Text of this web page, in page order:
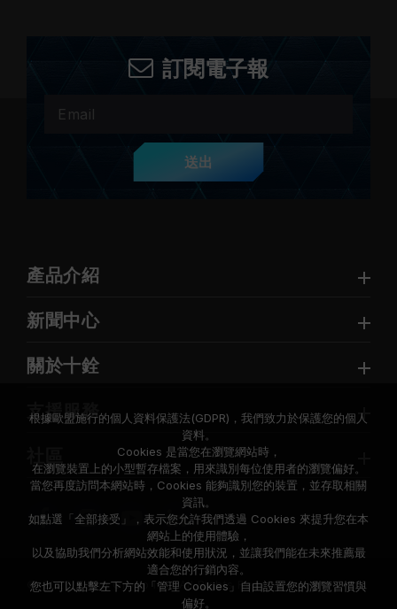
訂閱電子報
送出
產品介紹
新聞中心
關於十銓
支援服務
© 2026 Team Group Inc. All Rights Reserved.
根據歐盟施行的個人資料保護法(GDPR)，我們致力於保護您的個人
資料。
Cookies 是當您在瀏覽網站時，
在瀏覽裝置上的小型暫存檔案，用來識別每位使用者的瀏覽偏好。
當您再度訪問本網站時，Cookies 能夠識別您的裝置，並存取相關
資訊。
如點選「全部接受」，表示您允許我們透過 Cookies 來提升您在本
網站上的使用體驗，
以及協助我們分析網站效能和使用狀況，並讓我們能在未來推薦最
適合您的行銷內容。
您也可以點擊左下方的「管理 Cookies」自由設置您的瀏覽習慣與
偏好。